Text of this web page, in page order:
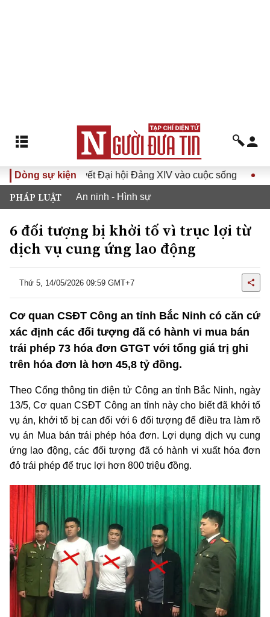
Dòng sự kiện
Nghị quyết Đại hội Đảng XIV vào cuộc sống Hướng
PHÁP LUẬT An ninh - Hình sự
6 đối tượng bị khởi tố vì trục lợi từ
dịch vụ cung ứng lao động
Thứ 5, 14/05/2026 09:59 GMT+7
Cơ quan CSĐT Công an tỉnh Bắc Ninh có căn cứ
xác định các đối tượng đã có hành vi mua bán
trái phép 73 hóa đơn GTGT với tổng giá trị ghi
trên hóa đơn là hơn 45,8 tỷ đồng.
Theo Cổng thông tin điện tử Công an tỉnh Bắc Ninh, ngày
13/5, Cơ quan CSĐT Công an tỉnh này cho biết đã khởi tố
vụ án, khởi tố bị can đối với 6 đối tượng để điều tra làm rõ
vụ án Mua bán trái phép hóa đơn. Lợi dụng dịch vụ cung
ứng lao động, các đối tượng đã có hành vi xuất hóa đơn
đỏ trái phép để trục lợi hơn 800 triệu đồng.